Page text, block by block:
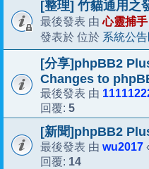
[整理] 竹貓通用之
最後發表 由心靈捕手
發表於 位於 系統公
[分享]phpBB2
Changes to
最後發表 由
回覆: 5
[新聞]phpBB2
最後發表 由 wu2017
回覆: 14